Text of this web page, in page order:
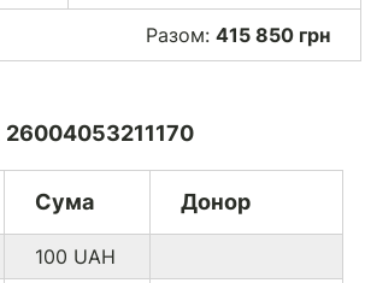
Разом: 415 850 грн
26004053211170
Сума Донор
100 UAH